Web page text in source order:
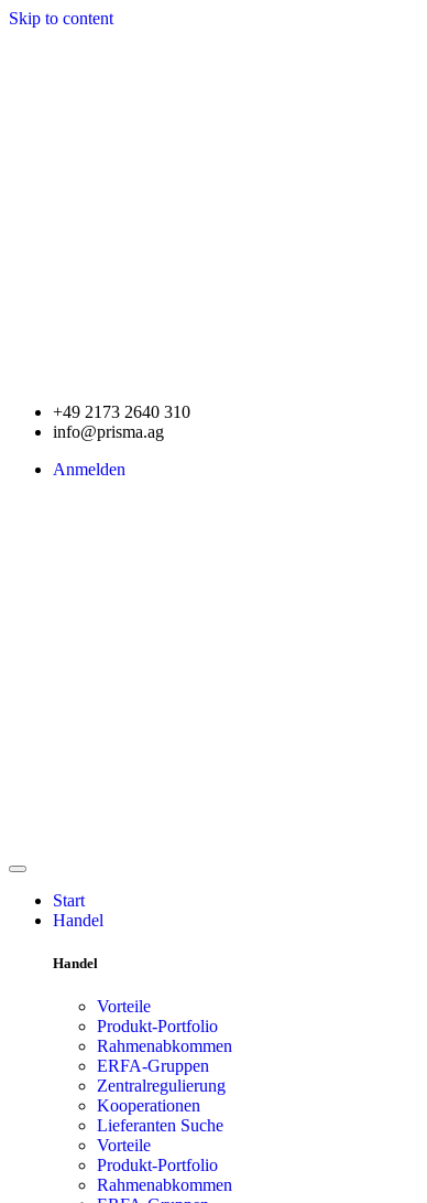
Skip to content
+49 2173 2640 310
info@prisma.ag
Anmelden
Start
Handel
Handel
Vorteile
Produkt-Portfolio
Rahmenabkommen
ERFA-Gruppen
Zentralregulierung
Kooperationen
Lieferanten Suche
Vorteile
Produkt-Portfolio
Rahmenabkommen